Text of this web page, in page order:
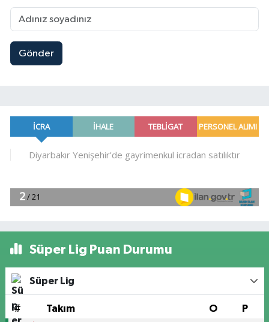
Gönder
Süper Lig Puan Durumu
Süper Lig
# Takım O P